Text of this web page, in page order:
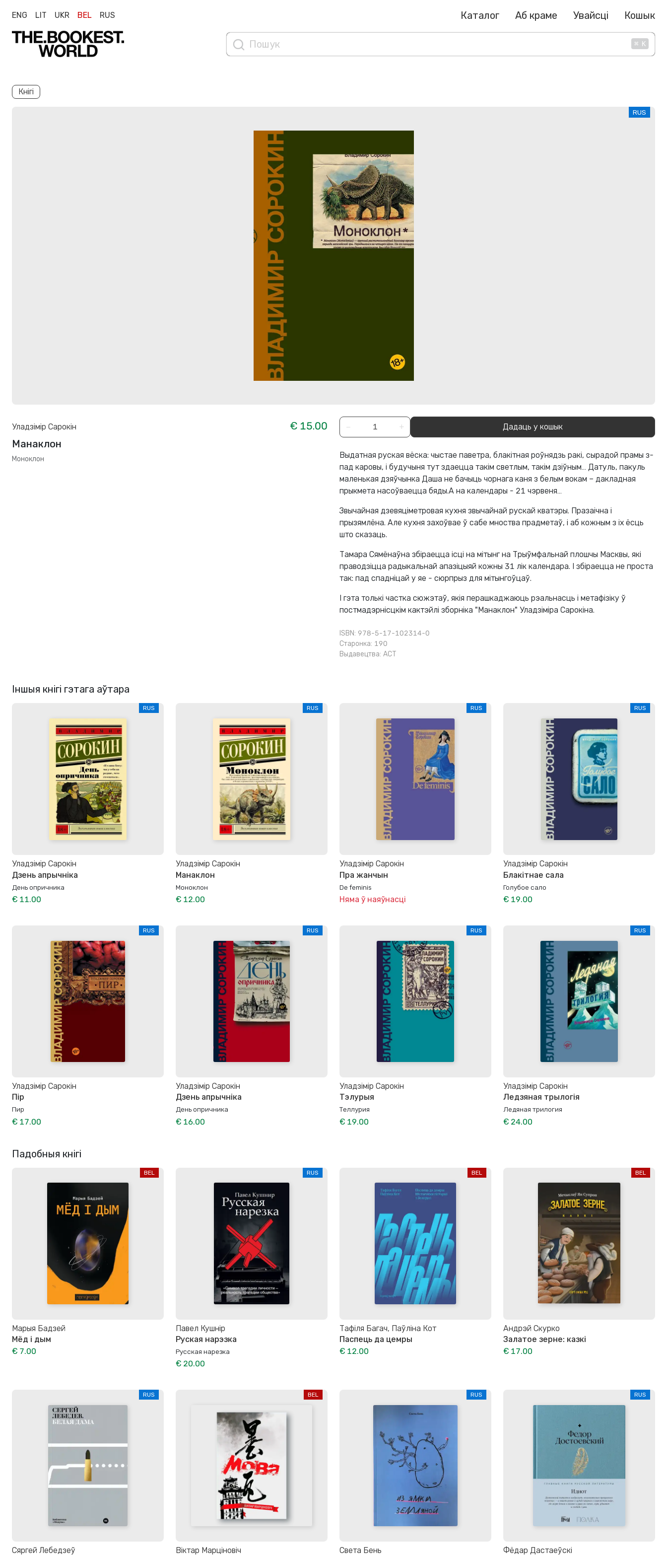
ENG LIT UKR BEL RUS Каталог Аб краме Увайсці Кошык
⌘ K
Кнігі
RUS
Уладзімір Сарокін
€ 15.00
Манаклон
Моноклон
− + Дадаць у кошык
Выдатная руская вёска: чыстае паветра, блакітная роўнядзь ракі, сырадой прамы з-
пад каровы, і будучыня тут здаецца такім светлым, такім дзіўным… Датуль, пакуль
маленькая дзяўчынка Даша не бачыць чорнага каня з белым вокам – дакладная
прыкмета насоўваецца бяды.А на календары - 21 чэрвеня…
Звычайная дзевяціметровая кухня звычайнай рускай кватэры. Празаічна і
прызямлёна. Але кухня захоўвае ў сабе мноства прадметаў, і аб кожным з іх ёсць
што сказаць.
Тамара Сямёнаўна збіраецца ісці на мітынг на Трыўмфальнай плошчы Масквы, які
праводзіцца радыкальнай апазіцыяй кожны 31 лік календара. І збіраецца не проста
так: пад спадніцай у яе - сюрпрыз для мітынгоўцаў.
І гэта толькі частка сюжэтаў, якія перашкаджаюць рэальнасць і метафізіку ў
постмадэрнісцкім кактэйлі зборніка "Манаклон" Уладзіміра Сарокіна.
ISBN: 978-5-17-102314-0
Старонка: 190
Выдавецтва: АСТ
Іншыя кнігі гэтага аўтара
RUS
Уладзімір Сарокін
Дзень апрычніка
День опричника
€ 11.00
RUS
Уладзімір Сарокін
Манаклон
Моноклон
€ 12.00
RUS
Уладзімір Сарокін
Пра жанчын
De feminis
Няма ў наяўнасці
RUS
Уладзімір Сарокін
Блакітнае сала
Голубое сало
€ 19.00
RUS
Уладзімір Сарокін
Пір
Пир
€ 17.00
RUS
Уладзімір Сарокін
Дзень апрычніка
День опричника
€ 16.00
RUS
Уладзімір Сарокін
Тэлурыя
Теллурия
€ 19.00
RUS
Уладзімір Сарокін
Ледзяная трылогія
Ледяная трилогия
€ 24.00
Падобныя кнігі
BEL
Марыя Бадзей
Мёд і дым
€ 7.00
RUS
Павел Кушнір
Руская нарэзка
Русская нарезка
€ 20.00
BEL
Тафіля Багач, Паўліна Кот
Паспець да цемры
€ 12.00
BEL
Андрэй Скурко
Залатое зерне: казкі
€ 17.00
RUS
Сяргей Лебедзеў
BEL
Віктар Марціновіч
RUS
Света Бень
RUS
Фёдар Дастаеўскі